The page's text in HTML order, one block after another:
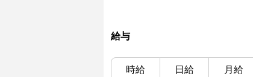
給与
時給 日給 月給